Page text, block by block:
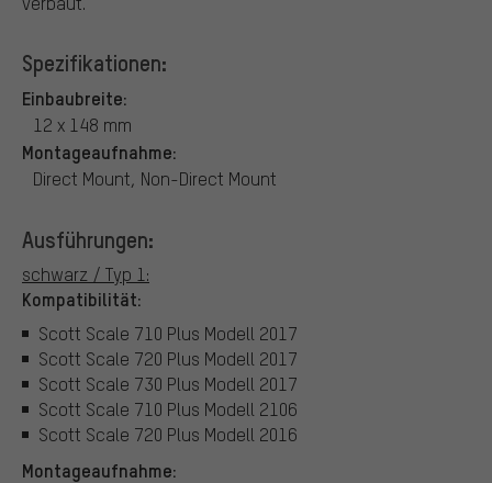
Spezifikationen:
Einbaubreite:
12 x 148 mm
Montageaufnahme:
Direct Mount, Non-Direct Mount
Ausführungen:
schwarz / Typ 1:
Kompatibilität:
Scott Scale 710 Plus Modell 2017
Scott Scale 720 Plus Modell 2017
Scott Scale 730 Plus Modell 2017
Scott Scale 710 Plus Modell 2106
Scott Scale 720 Plus Modell 2016
Montageaufnahme: